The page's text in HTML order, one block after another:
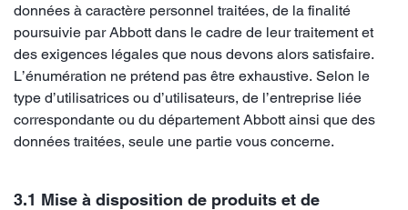
données à caractère personnel traitées, de la finalité
poursuivie par Abbott dans le cadre de leur traitement et
des exigences légales que nous devons alors satisfaire.
L’énumération ne prétend pas être exhaustive. Selon le
type d’utilisatrices ou d’utilisateurs, de l’entreprise liée
correspondante ou du département Abbott ainsi que des
données traitées, seule une partie vous concerne.
3.1 Mise à disposition de produits et de